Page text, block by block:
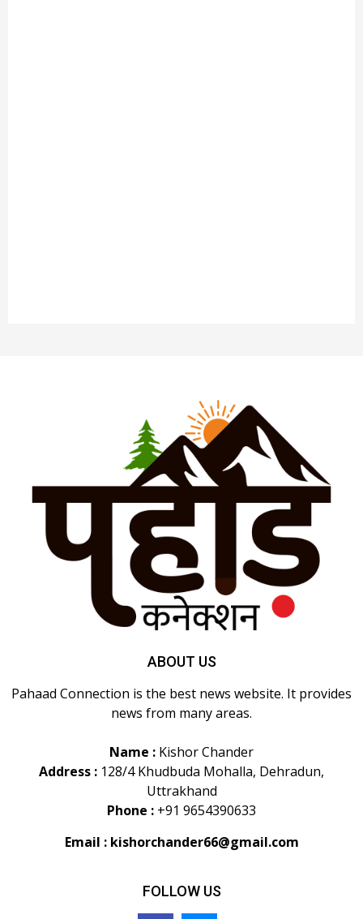
ABOUT US
Pahaad Connection is the best news website. It provides
news from many areas.
Name : Kishor Chander
Address : 128/4 Khudbuda Mohalla, Dehradun,
Uttrakhand
Phone : +91 9654390633
Email : kishorchander66@gmail.com
FOLLOW US